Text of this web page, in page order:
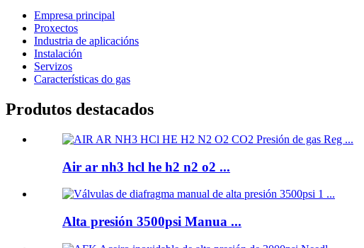
Empresa principal
Proxectos
Industria de aplicacións
Instalación
Servizos
Características do gas
Produtos destacados
Air ar nh3 hcl he h2 n2 o2 ...
Alta presión 3500psi Manua ...